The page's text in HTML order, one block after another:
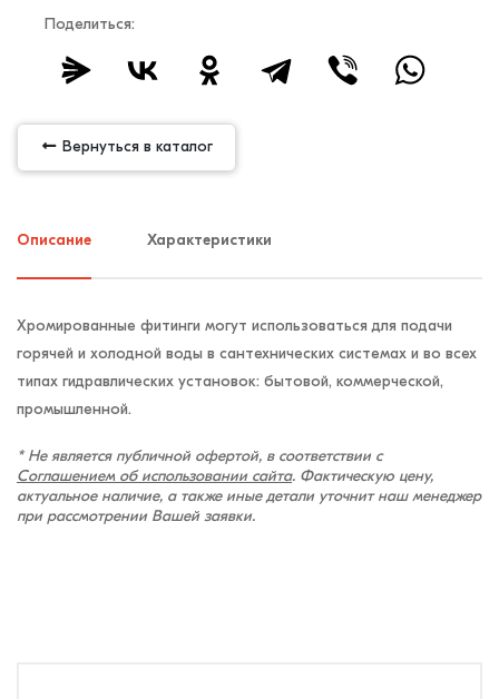
Поделиться:
Вернуться в каталог
Описание Характеристики
Хромированные фитинги могут использоваться для подачи
горячей и холодной воды в сантехнических системах и во всех
типах гидравлических установок: бытовой, коммерческой,
промышленной.
* Не является публичной офертой, в соответствии с
Соглашением об использовании сайта. Фактическую цену,
актуальное наличие, а также иные детали уточнит наш менеджер
при рассмотрении Вашей заявки.